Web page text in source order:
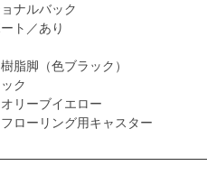
ナルバック
ト／あり
脂脚（色ブラック）
ク
リーブイエロー
ローリング用キャスター